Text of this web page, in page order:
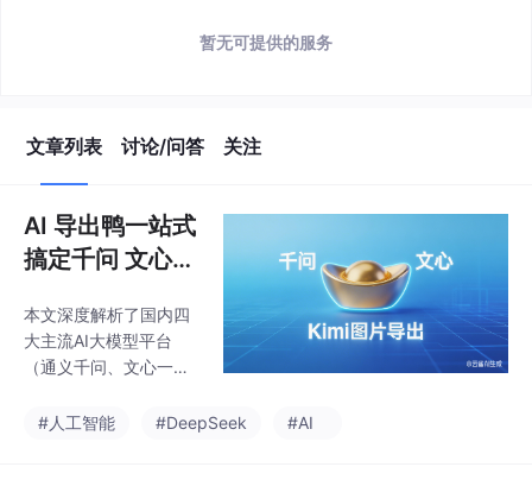
暂无可提供的服务
文章列表 讨论/问答 关注
AI 导出鸭一站式
搞定千问 文心
导出，跨平台素
材导出超便捷
本文深度解析了国内四
大主流AI大模型平台
（通义千问、文心一
的图片导出机制与技术
#人工智能 #DeepSeek #AI